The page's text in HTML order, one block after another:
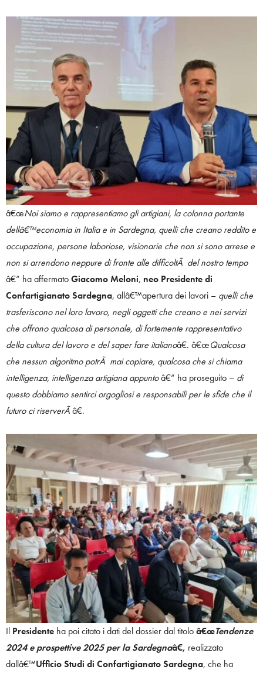
â€œNoi siamo e rappresentiamo gli artigiani, la colonna portante
dellâ€™economia in Italia e in Sardegna, quelli che creano reddito e
occupazione, persone laboriose, visionarie che non si sono arrese e
non si arrendono neppure di fronte alle difficoltÃ del nostro tempo
â€“ ha affermatoGiacomo Meloni, neo Presidente di
Confartigianato Sardegna, allâ€™apertura dei lavori – quelli che
trasferiscono nel loro lavoro, negli oggetti che creano e nei servizi
che offrono qualcosa di personale, di fortemente rappresentativo
della cultura del lavoro e del saper fare italianoâ€. â€œQualcosa
che nessun algoritmo potrÃ mai copiare, qualcosa che si chiama
intelligenza, intelligenza artigiana appuntoâ€“ ha proseguito – di
questo dobbiamo sentirci orgogliosi e responsabili per le sfide che il
futuro ci riserverÃâ€.
Il Presidente ha poi citato i dati del dossier dal titoloâ€œTendenze
2024 e prospettive 2025 per la Sardegnaâ€, realizzato
dallâ€™Ufficio Studi di Confartigianato Sardegna, che ha